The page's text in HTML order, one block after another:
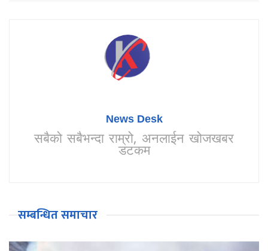
News Desk
सबैको सबैभन्दा राम्रो, अनलाईन खोजखबर
डटकम
सम्बन्धित समाचार